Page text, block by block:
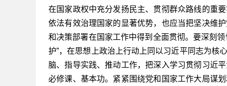
在国家政权中充分发扬民主、贯彻群众路线的重
依法有效治理国家的显著优势，也应当把坚决维
和决策部署在国家工作中得到全面贯彻。要深刻领
护”，在思想上政治上行动上同以习近平同志为核
脑、指导实践、推动工作，把深入学习贯彻习近
必修课、基本功。紧紧围绕党和国家工作大局谋